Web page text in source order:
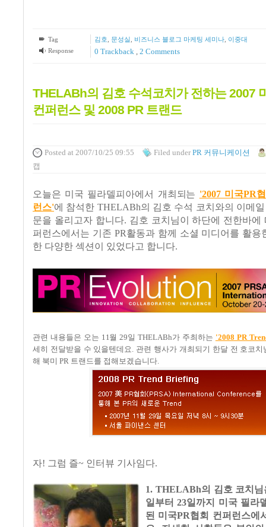
Tag 김호 문성실 비즈니스 블로그 마케팅 세미나, 이중대
Response
0 Trackback 2 Comments
THELABh의 김호 수석코치가 전하는 2007
컨퍼런스 및 2008 PR 트랜드
Posted at 2007/10/25 09:55 Filed under PR 커뮤니케이션
캡
오늘은 미국 필라델피아에서 개최되는 '2007 미국PR
런스'에 참석한 THELABh의 김호 수석 코치와의 이메
문을 올리고자 합니다. 김호 코치님이 하단에 전한바에
퍼런스에서는 기존 PR활동과 함께 소셜 미디어를 활용
한 다양한 섹션이 있었다고 합니다.
관련 내용들은 오는 11월 29일 THELABh가 주최하는 '2008 PR
세히 전달받을 수 있을텐데요. 관련 행사가 개최되기 한달 전 호코
해 북미 PR 트랜드를 접해보겠습니다.
자! 그럼 즐~ 인터뷰 기사임다.
1. THELABh의 김호 코치님
일부터 23일까지 미국 필라
된 미국PR협회 컨퍼런스에